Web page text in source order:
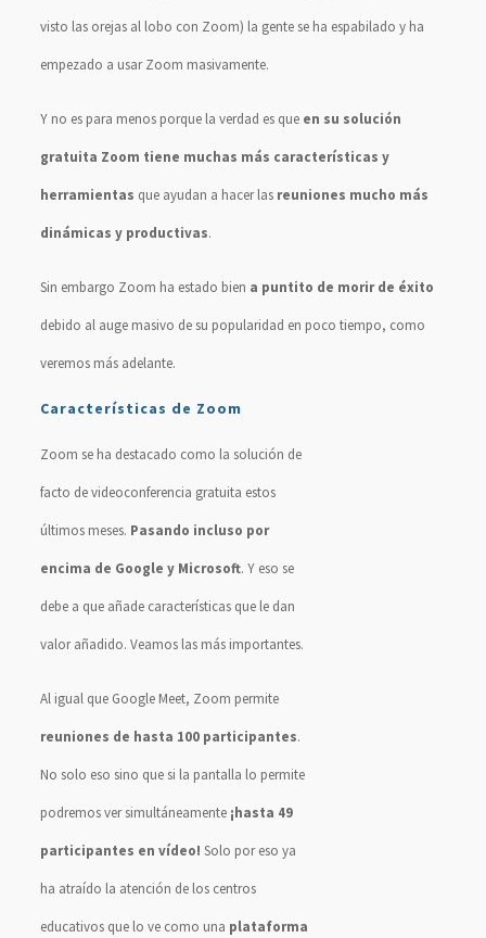
visto las orejas al lobo con Zoom) la gente se ha espabilado y ha
empezado a usar Zoom masivamente.
Y no es para menos porque la verdad es que en su solución
gratuita Zoom tiene muchas más características y
herramientas que ayudan a hacer las reuniones mucho más
dinámicas y productivas.
Sin embargo Zoom ha estado bien a puntito de morir de éxito
debido al auge masivo de su popularidad en poco tiempo, como
veremos más adelante.
Características de Zoom
Zoom se ha destacado como la solución de
facto de videoconferencia gratuita estos
últimos meses. Pasando incluso por
encima de Google y Microsoft. Y eso se
debe a que añade características que le dan
valor añadido. Veamos las más importantes.
Al igual que Google Meet, Zoom permite
reuniones de hasta 100 participantes.
No solo eso sino que si la pantalla lo permite
podremos ver simultáneamente ¡hasta 49
participantes en vídeo! Solo por eso ya
ha atraído la atención de los centros
educativos que lo ve como una plataforma